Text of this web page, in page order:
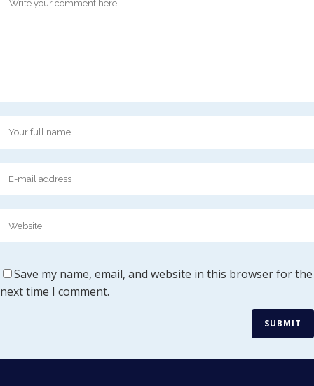
Save my name, email, and website in this browser for the
next time I comment.